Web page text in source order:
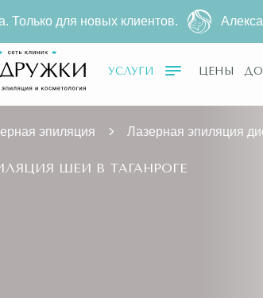
УСЛУГИ ЦЕНЫ
эпиляция Лазерная эпиляция
ШЕИ В ТАГАНРОГЕ
Александритовая эпиляция